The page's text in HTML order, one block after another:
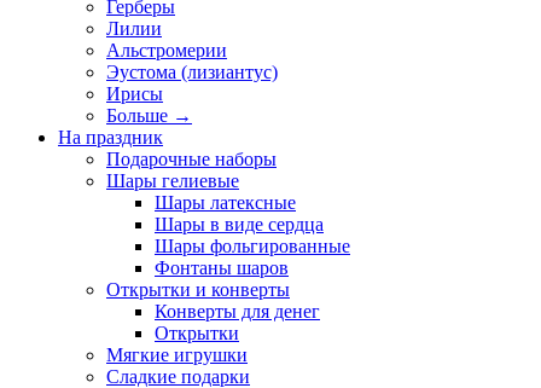
Герберы
Лилии
Альстромерии
Эустома (лизиантус)
Ирисы
Больше →
На праздник
Подарочные наборы
Шары гелиевые
Шары латексные
Шары в виде сердца
Шары фольгированные
Фонтаны шаров
Открытки и конверты
Конверты для денег
Открытки
Мягкие игрушки
Сладкие подарки